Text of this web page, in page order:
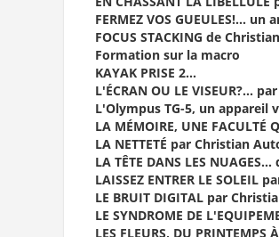
FERMEZ VOS GUEULES!...
FOCUS STACKING de
Formation sur la macro
KAYAK PRISE 2…
L'ÉCRAN OU LE VISEUR?...
L'Olympus TG-5, un
LA MÉMOIRE, UNE
LA NETTETÉ par Christian
LA TÊTE DANS LES
LAISSEZ ENTRER LE SOLEIL
LE BRUIT DIGITAL par
LE SYNDROME DE
LES FLEURS, DU